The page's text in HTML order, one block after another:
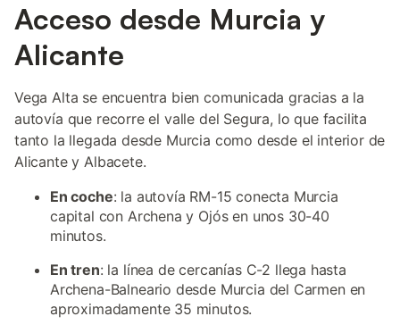
Acceso desde Murcia y
Alicante
Vega Alta se encuentra bien comunicada gracias a la
autovía que recorre el valle del Segura, lo que facilita
tanto la llegada desde Murcia como desde el interior de
Alicante y Albacete.
En coche: la autovía RM-15 conecta Murcia
capital con Archena y Ojós en unos 30-40
minutos.
En tren: la línea de cercanías C-2 llega hasta
Archena-Balneario desde Murcia del Carmen en
aproximadamente 35 minutos.